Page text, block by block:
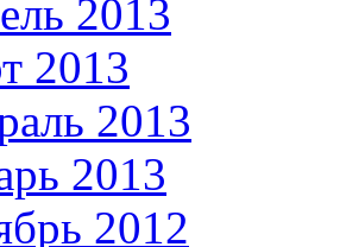
2013
2013
2013
2013
2012